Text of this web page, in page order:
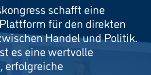
schafft eine
für den direkten
Handel und Politik.
es eine wertvolle
erfolgreiche